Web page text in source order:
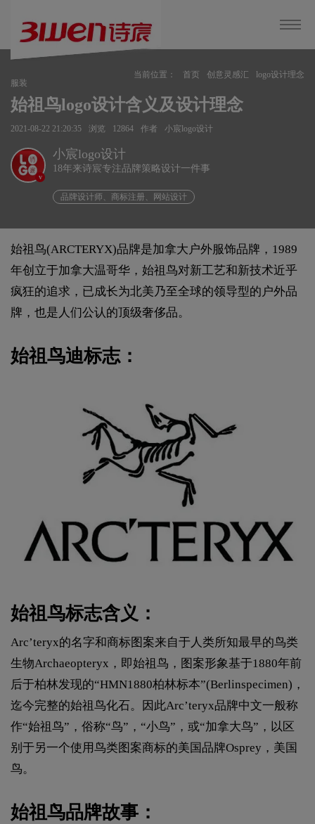
当前位置： 首页 创意灵感汇
logo设计理念
服装
始祖鸟logo设计含义及设计理念
2021-08-22 21:20:35 浏览 12864 作者 小宸logo设计
v
小宸logo设计
18年来诗宸专注品牌策略设计一件事
品牌设计师、商标注册、网站设计
始祖鸟(ARCTERYX)品牌是加拿大户外服饰品牌，1989
年创立于加拿大温哥华，始祖鸟对新工艺和新技术近乎
疯狂的追求，已成长为北美乃至全球的领导型的户外品
牌，也是人们公认的顶级奢侈品。
始祖鸟迪标志：
始祖鸟标志含义：
Arc’teryx的名字和商标图案来自于人类所知最早的鸟类
生物Archaeopteryx，即始祖鸟，图案形象基于1880年前
后于柏林发现的“HMN1880柏林标本”(Berlinspecimen)，
迄今完整的始祖鸟化石。因此Arc’teryx品牌中文一般称
作“始祖鸟”，俗称“鸟”，“小鸟”，或“加拿大鸟”，以区
别于另一个使用鸟类图案商标的美国品牌Osprey，美国
鸟。
始祖鸟品牌故事：